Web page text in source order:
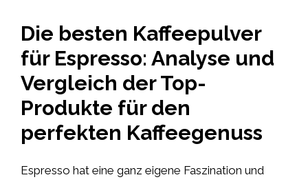
Die besten Kaffeepulver
für Espresso: Analyse und
Vergleich der Top-
Produkte für den
perfekten Kaffeegenuss
Espresso hat eine ganz eigene Faszination und